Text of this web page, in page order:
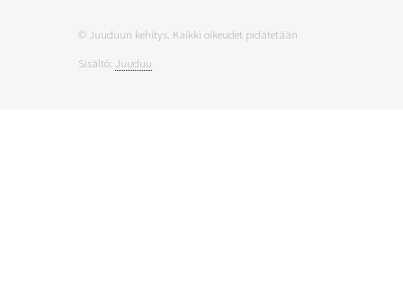
© Juuduun kehitys. Kaikki oikeudet pidätetään
Sisältö: Juuduu